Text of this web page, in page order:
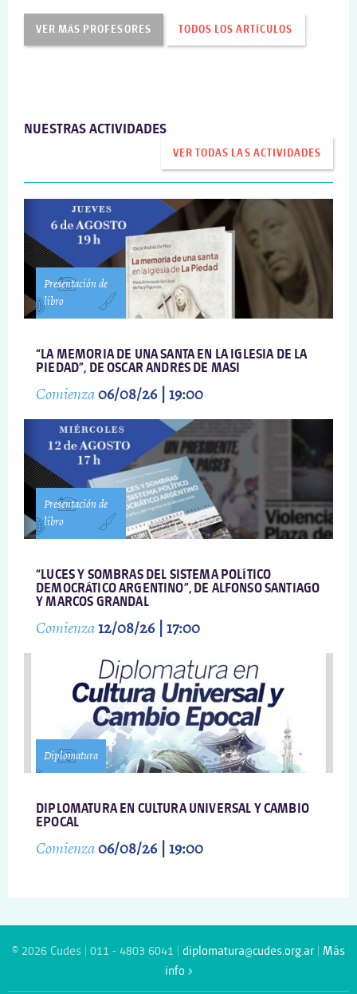
VER MÁS PROFESORES TODOS LOS ARTÍCULOS
NUESTRAS ACTIVIDADES
VER TODAS LAS ACTIVIDADES
Presentación de
libro
“LA MEMORIA DE UNA SANTA EN LA IGLESIA DE LA
PIEDAD”, DE OSCAR ANDRÉS DE MASI
Comienza06/08/26 | 19:00
Presentación de
libro
“LUCES Y SOMBRAS DEL SISTEMA POLÍTICO
DEMOCRÁTICO ARGENTINO”, DE ALFONSO SANTIAGO
Y MARCOS GRANDAL
Comienza12/08/26 | 17:00
Diplomatura
DIPLOMATURA EN CULTURA UNIVERSAL Y CAMBIO
EPOCAL
Comienza06/08/26 | 19:00
© 2026 Cudes | 011 - 4803 6041 | diplomatura@cudes.org.ar
Más
info »